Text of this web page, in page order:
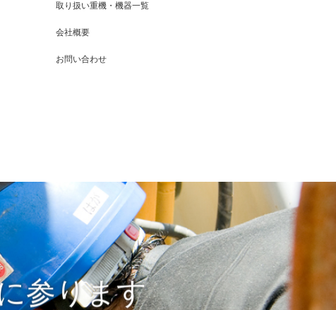
取り扱い重機・機器一覧
会社概要
お問い合わせ
参ります